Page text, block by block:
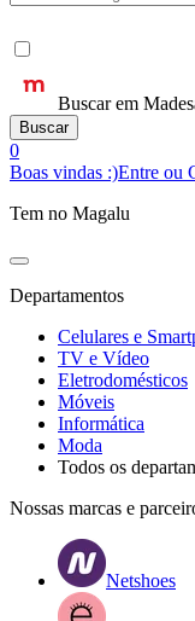
Buscar em
Buscar
0
Boas vindas :)Entre ou
Tem no Magalu
Departamentos
Celulares e
TV e Vídeo
Eletrodomésticos
Móveis
Informática
Moda
Todos os
Nossas marcas e
Netshoes